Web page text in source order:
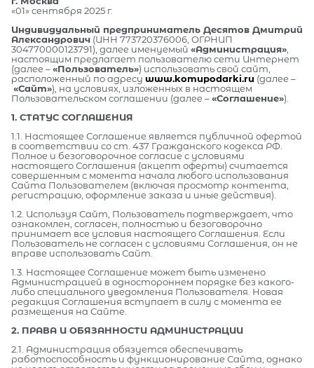
«01» сентября 2025 г.
Индивидуальный предприниматель Десятов Дмитрий
Александрович (ИНН 773720376006, ОГРНИП
304770000123791), далее именуемый «Администрация»
настоящим предлагает пользователю сети Интернет
(далее –«Пользователь») использовать свой сайт,
расположенный по адресу www.komupodarki.ru (далее –
«Сайт»), на условиях, изложенных в настоящем
Пользовательском соглашении (далее –«Соглашение»).
1. СТАТУС СОГЛАШЕНИЯ
1.1. Настоящее Соглашение является публичной офертой
в соответствии со ст. 437 Гражданского кодекса РФ.
Полное и безоговорочное согласие с условиями
настоящего Соглашения (акцепт оферты) считается
совершенным с момента начала любого использования
Сайта Пользователем (включая просмотр контента,
регистрацию, оформление заказа и иные действия).
1.2. Используя Сайт, Пользователь подтверждает, что
ознакомлен, согласен, полностью и безоговорочно
принимает все условия настоящего Соглашения. Если
Пользователь не согласен с условиями Соглашения, он не
вправе использовать Сайт.
1.3. Настоящее Соглашение может быть изменено
Администрацией в одностороннем порядке без какого-
либо специального уведомления Пользователя. Новая
редакция Соглашения вступает в силу с момента ее
размещения на Сайте.
2. ПРАВА И ОБЯЗАННОСТИ АДМИНИСТРАЦИИ
2.1. Администрация обязуется обеспечивать
работоспособность и функционирование Сайта, однако